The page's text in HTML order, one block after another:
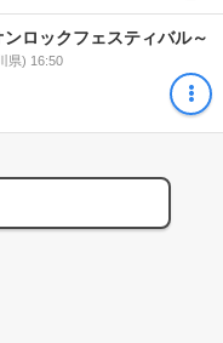
ロックフェスティバル～
県) 16:50